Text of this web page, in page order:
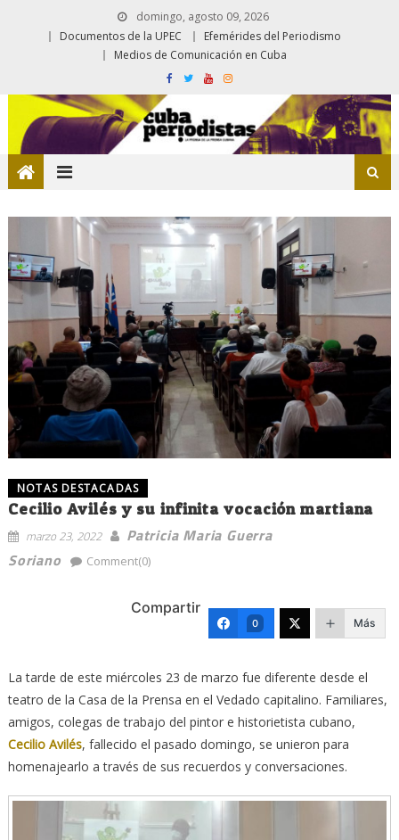
domingo, agosto 09, 2026
Documentos de la UPEC
Efemérides del Periodismo
Medios de Comunicación en Cuba
NOTAS DESTACADAS
Cecilio Avilés y su infinita vocación martiana
marzo 23, 2022
Patricia Maria Guerra
Soriano
Comment(0)
Compartir
0 Más
La tarde de este miércoles 23 de marzo fue diferente desde el
teatro de la Casa de la Prensa en el Vedado capitalino. Familiares,
amigos, colegas de trabajo del pintor e historietista cubano,
Cecilio Avilés, fallecido el pasado domingo, se unieron para
homenajearlo a través de sus recuerdos y conversaciones.